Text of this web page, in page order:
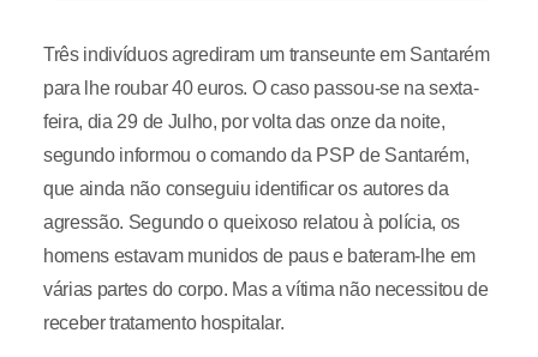
Três indivíduos agrediram um transeunte em Santarém
para lhe roubar 40 euros. O caso passou-se na sexta-
feira, dia 29 de Julho, por volta das onze da noite,
segundo informou o comando da PSP de Santarém,
que ainda não conseguiu identificar os autores da
agressão. Segundo o queixoso relatou à polícia, os
homens estavam munidos de paus e bateram-lhe em
várias partes do corpo. Mas a vítima não necessitou de
receber tratamento hospitalar.